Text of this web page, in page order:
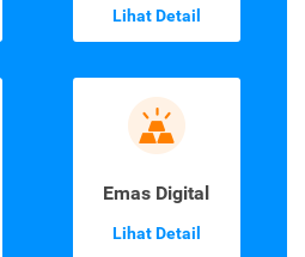
Lihat Detail
Emas Digital
Lihat Detail